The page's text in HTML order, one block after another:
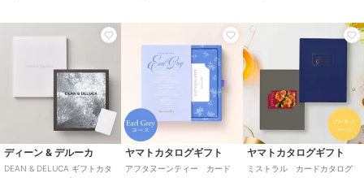
ディーン & デルーカ
DEAN & DELUCA ギフトカタ
ヤマトカタログギフト
アフタヌーンティー カード
ヤマトカタログギフト
ミストラル カードカタログ